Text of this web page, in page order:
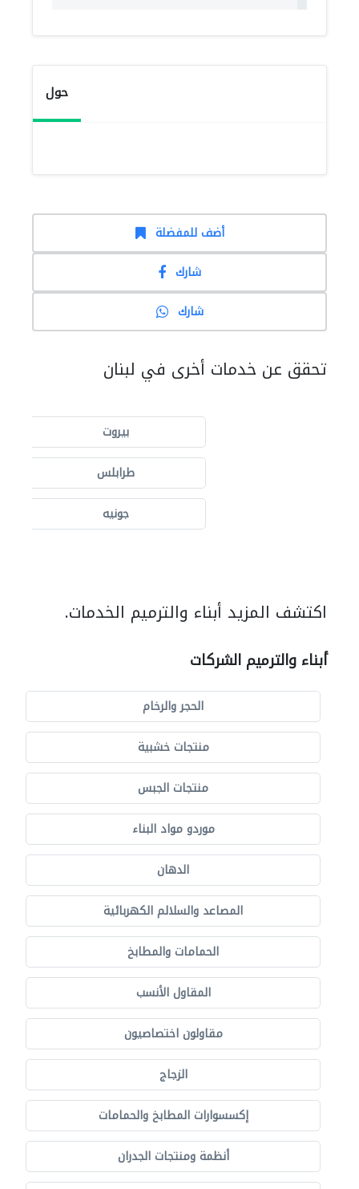
حول
أضف للمفضلة
شارك
شارك
تحقق عن خدمات أخرى في لبنان
بيروت
طرابلس
جونيه
اكتشف المزيد أبناء والترميم الخدمات.
أبناء والترميم الشركات
الحجر والرخام
منتجات خشبية
منتجات الجبس
موردو مواد البناء
الدهان
المصاعد والسلالم الكهربائية
الحمامات والمطابخ
المقاول الأنسب
مقاولون اختصاصيون
الزجاج
إكسسوارات المطابخ والحمامات
أنظمة ومنتجات الجدران